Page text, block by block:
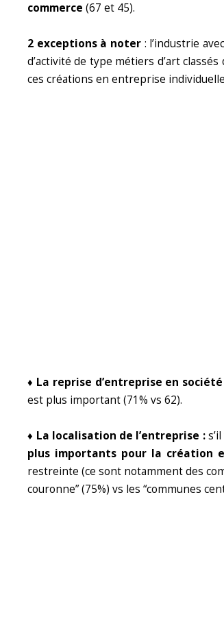
commerce (67 et 45).
2 exceptions à noter: l’industrie
d’activité de type métiers d’art
ces créations en entreprise
♦ La reprise d’entreprise en
est plus important (71% vs 62).
♦ La localisation de l’entreprise :
plus importants pour la création
restreinte (ce sont notamment des
couronne” (75%) vs les “communes